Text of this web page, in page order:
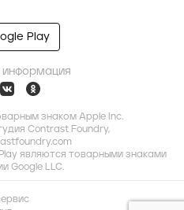
Play
информация
знаком Apple Inc.
Contrast Foundry,
являются товарными знаками
Google LLC.